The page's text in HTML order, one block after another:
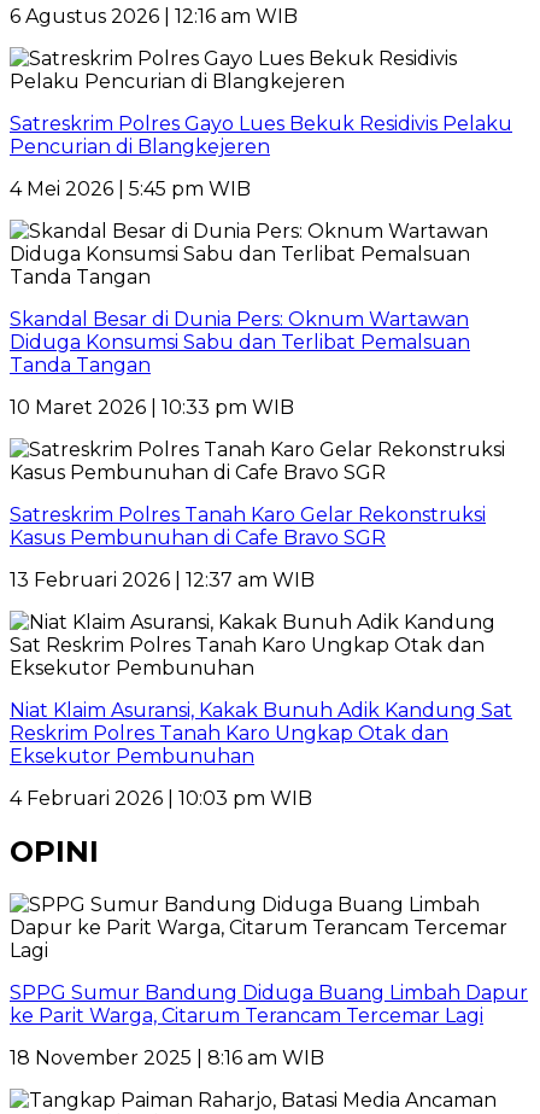
6 Agustus 2026 | 12:16 am WIB
Satreskrim Polres Gayo Lues Bekuk Residivis Pelaku
Pencurian di Blangkejeren
4 Mei 2026 | 5:45 pm WIB
Skandal Besar di Dunia Pers: Oknum Wartawan
Diduga Konsumsi Sabu dan Terlibat Pemalsuan
Tanda Tangan
10 Maret 2026 | 10:33 pm WIB
Satreskrim Polres Tanah Karo Gelar Rekonstruksi
Kasus Pembunuhan di Cafe Bravo SGR
13 Februari 2026 | 12:37 am WIB
Niat Klaim Asuransi, Kakak Bunuh Adik Kandung Sat
Reskrim Polres Tanah Karo Ungkap Otak dan
Eksekutor Pembunuhan
4 Februari 2026 | 10:03 pm WIB
OPINI
SPPG Sumur Bandung Diduga Buang Limbah Dapur
ke Parit Warga, Citarum Terancam Tercemar Lagi
18 November 2025 | 8:16 am WIB